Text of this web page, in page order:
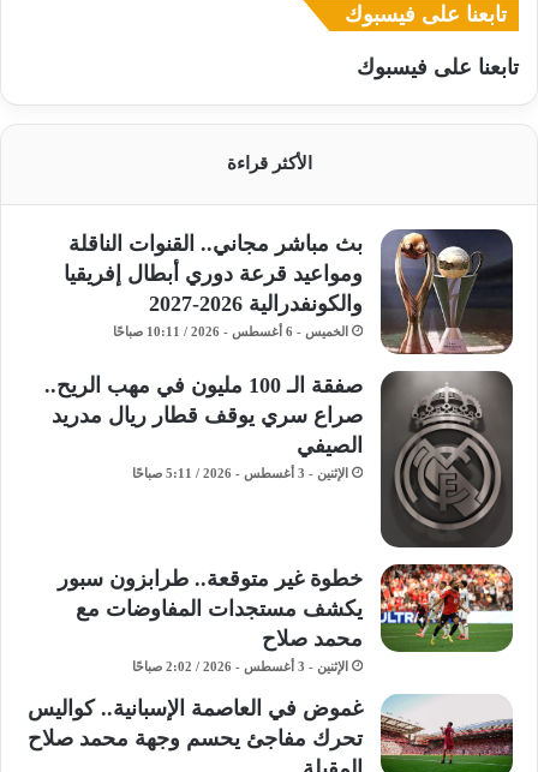
تابعنا على فيسبوك
تابعنا على فيسبوك
الأكثر قراءة
بث مباشر مجاني.. القنوات الناقلة
ومواعيد قرعة دوري أبطال إفريقيا
والكونفدرالية 2026-2027
الخميس - 6 أغسطس - 2026 / 10:11 صباحًا
صفقة الـ 100 مليون في مهب الريح..
صراع سري يوقف قطار ريال مدريد
الصيفي
الإثنين - 3 أغسطس - 2026 / 5:11 صباحًا
خطوة غير متوقعة.. طرابزون سبور
يكشف مستجدات المفاوضات مع
محمد صلاح
الإثنين - 3 أغسطس - 2026 / 2:02 صباحًا
غموض في العاصمة الإسبانية.. كواليس
تحرك مفاجئ يحسم وجهة محمد صلاح